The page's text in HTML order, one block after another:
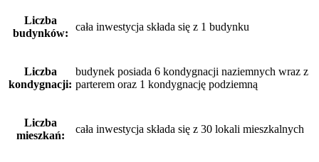
Liczba
budynków:
cała inwestycja składa się z 1 budynku
Liczba
kondygnacji:
budynek posiada 6 kondygnacji naziemnych wraz z
parterem oraz 1 kondygnację podziemną
Liczba
mieszkań:
cała inwestycja składa się z 30 lokali mieszkalnych